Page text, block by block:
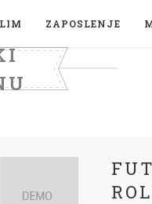
ZAPOSLENJE